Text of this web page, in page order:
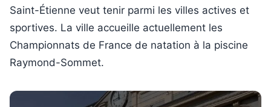
Saint-Étienne veut tenir parmi les villes actives et
sportives. La ville accueille actuellement les
Championnats de France de natation à la piscine
Raymond-Sommet.